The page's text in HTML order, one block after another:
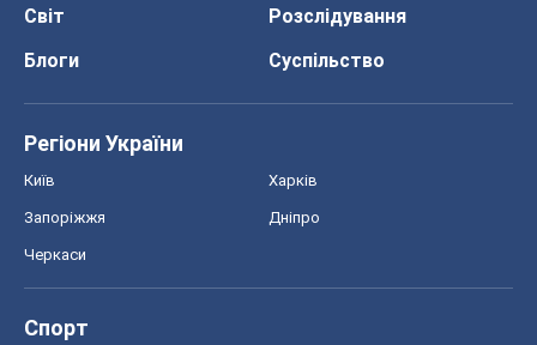
Світ
Розслідування
Блоги
Суспільство
Регіони України
Київ Харків
Запоріжжя Дніпро
Черкаси
Спорт